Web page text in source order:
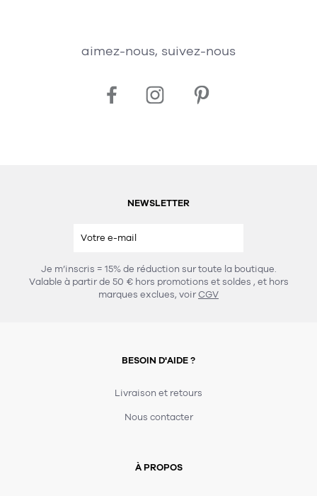
aimez-nous, suivez-nous
NEWSLETTER
Je m’inscris = 15% de réduction sur toute la boutique.
Valable à partir de 50 € hors promotions et soldes , et hors
marques exclues, voirCGV
BESOIN D'AIDE ?
Livraison et retours
Nous contacter
À PROPOS